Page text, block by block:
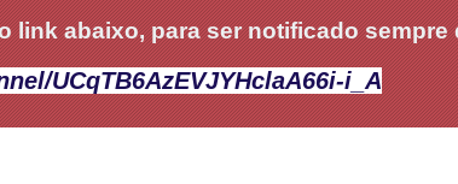
link abaixo, para ser notificado
UCqTB6AzEVJYHclaA66i-i_A